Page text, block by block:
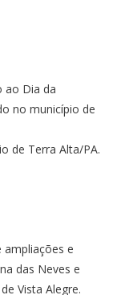
ao Dia da
no município de
de Terra Alta/PA.
ampliações e
das Neves e
Vista Alegre.